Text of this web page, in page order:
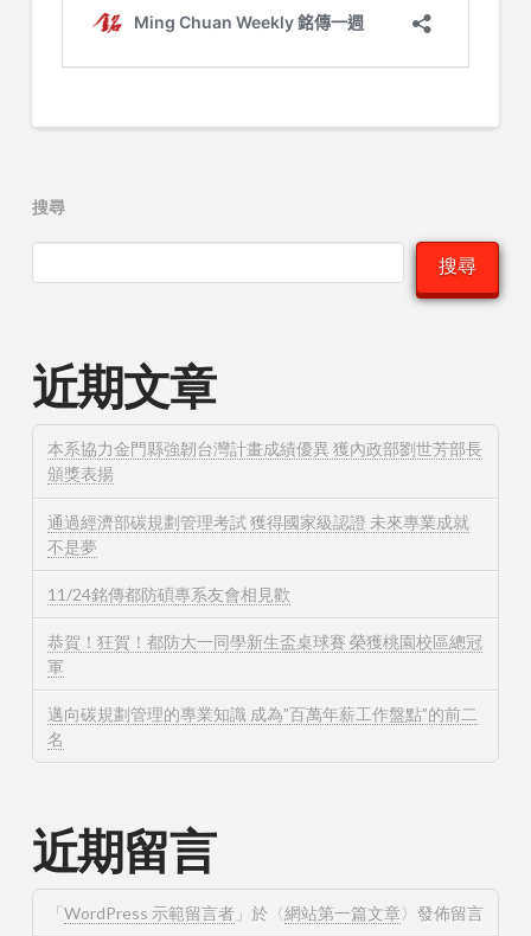
搜尋
搜尋
近期文章
本系協力金門縣強韌台灣計畫成績優異 獲內政部劉世芳部長
頒獎表揚
通過經濟部碳規劃管理考試 獲得國家級認證 未來專業成就
不是夢
11/24銘傳都防碩專系友會相見歡
恭賀！狂賀！都防大一同學新生盃桌球賽 榮獲桃園校區總冠
軍
邁向碳規劃管理的專業知識 成為”百萬年薪工作盤點”的前二
名
近期留言
「WordPress 示範留言者」於〈網站第一篇文章〉發佈留言